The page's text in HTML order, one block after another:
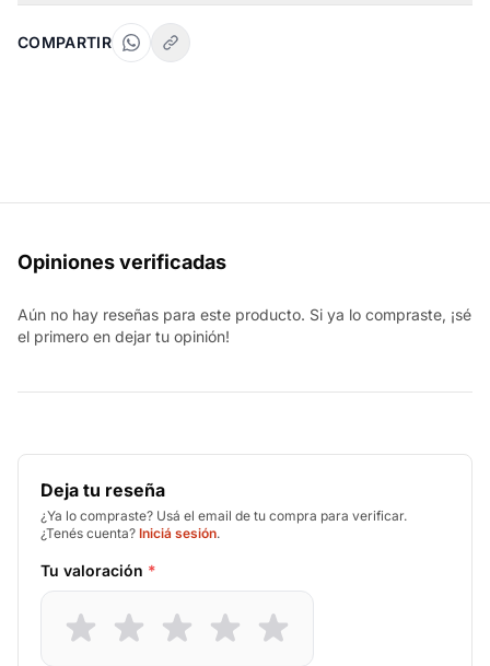
COMPARTIR
Opiniones verificadas
Aún no hay reseñas para este producto. Si ya lo compraste, ¡sé
el primero en dejar tu opinión!
Deja tu reseña
¿Ya lo compraste? Usá el email de tu compra para verificar.
¿Tenés cuenta? Iniciá sesión.
Tu valoración *